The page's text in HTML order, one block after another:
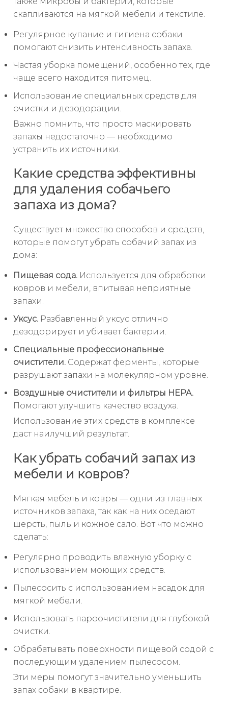
скапливаются на мягкой мебели и текстиле.
Регулярное купание и гигиена собаки
помогают снизить интенсивность запаха.
Частая уборка помещений, особенно тех, где
чаще всего находится питомец.
Использование специальных средств для
очистки и дезодорации.
Важно помнить, что просто маскировать
запахы недостаточно — необходимо
устранить их источники.
Какие средства эффективны
для удаления собачьего
запаха из дома?
Существует множество способов и средств,
которые помогут убрать собачий запах из
дома:
Пищевая сода. Используется для обработки
ковров и мебели, впитывая неприятные
запахи.
Уксус. Разбавленный уксус отлично
дезодорирует и убивает бактерии.
Специальные профессиональные
очистители. Содержат ферменты, которые
разрушают запахи на молекулярном уровне.
Воздушные очистители и фильтры HEPA.
Помогают улучшить качество воздуха.
Использование этих средств в комплексе
даст наилучший результат.
Как убрать собачий запах из
мебели и ковров?
Мягкая мебель и ковры — одни из главных
источников запаха, так как на них оседают
шерсть, пыль и кожное сало. Вот что можно
сделать:
Регулярно проводить влажную уборку с
использованием моющих средств.
Пылесосить с использованием насадок для
мягкой мебели.
Использовать пароочистители для глубокой
очистки.
Обрабатывать поверхности пищевой содой с
последующим удалением пылесосом.
Эти меры помогут значительно уменьшить
запах собаки в квартире.